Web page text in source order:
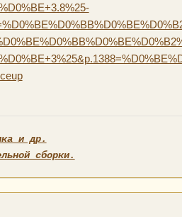
и др.
сборки.